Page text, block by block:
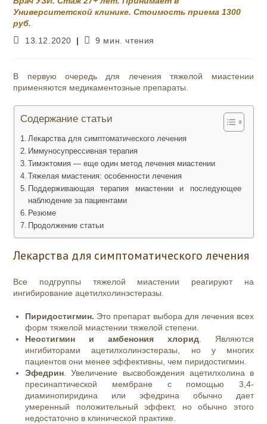
Университетской клинике. Стоимость приема 1300
руб.
Запись
13.12.2020
Время
9 мин. чтения
В первую очередь для лечения тяжелой миастении
применяются медикаментозные препараты.
Содержание статьи
Лекарства для симптоматического лечения
Иммуносупрессивная терапия
Тимэктомия — еще один метод лечения миастении
Тяжелая миастения: особенности лечения
Поддерживающая терапия миастении и последующее
наблюдение за пациентами
Резюме
Продолжение статьи
Лекарства для симптоматического лечения
Все подгруппы тяжелой миастении реагируют на
ингибирование ацетилхолинэстеразы.
Пиридостигмин. Это препарат выбора для лечения всех
форм тяжелой миастении тяжелой степени.
Неостигмин и амбенония хлорид. Являются
ингибиторами ацетилхолинэстеразы, но у многих
пациентов они менее эффективны, чем пиридостигмин.
Эфедрин . Увеличение высвобождения ацетилхолина в
пресинаптической мембране с помощью 3,4-
диаминопиридина или эфедрина обычно дает
умеренный положительный эффект, но обычно этого
недостаточно в клинической практике.